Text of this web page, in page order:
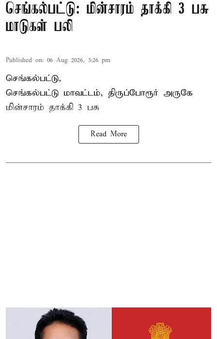
செங்கல்பட்டு: மின்சாரம் தாக்கி 3 பசு
மாடுகள் பலி
Published on: 06 Aug 2026, 3:26 pm
செங்கல்பட்டு,
செங்கல்பட்டு மாவட்டம், திருப்போரூர் அருகே
மின்சாரம் தாக்கி 3 பசு
Read More